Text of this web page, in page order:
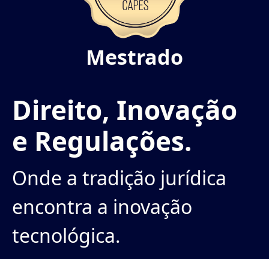
Mestrado
Direito, Inovação
e Regulações.
Onde a tradição jurídica
encontra a inovação
tecnológica.